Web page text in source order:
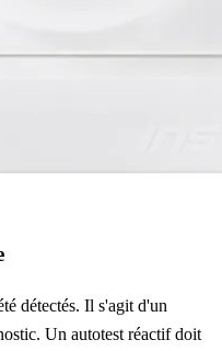
détectés. Il s'agit d'un
Un autotest réactif doit